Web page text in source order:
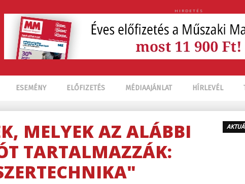
HIRDETÉS
ESEMÉNY ELŐFIZETÉS MÉDIAAJÁNLAT HÍRLEVÉL
MELYEK AZ ALÁBBI
TARTALMAZZÁK: